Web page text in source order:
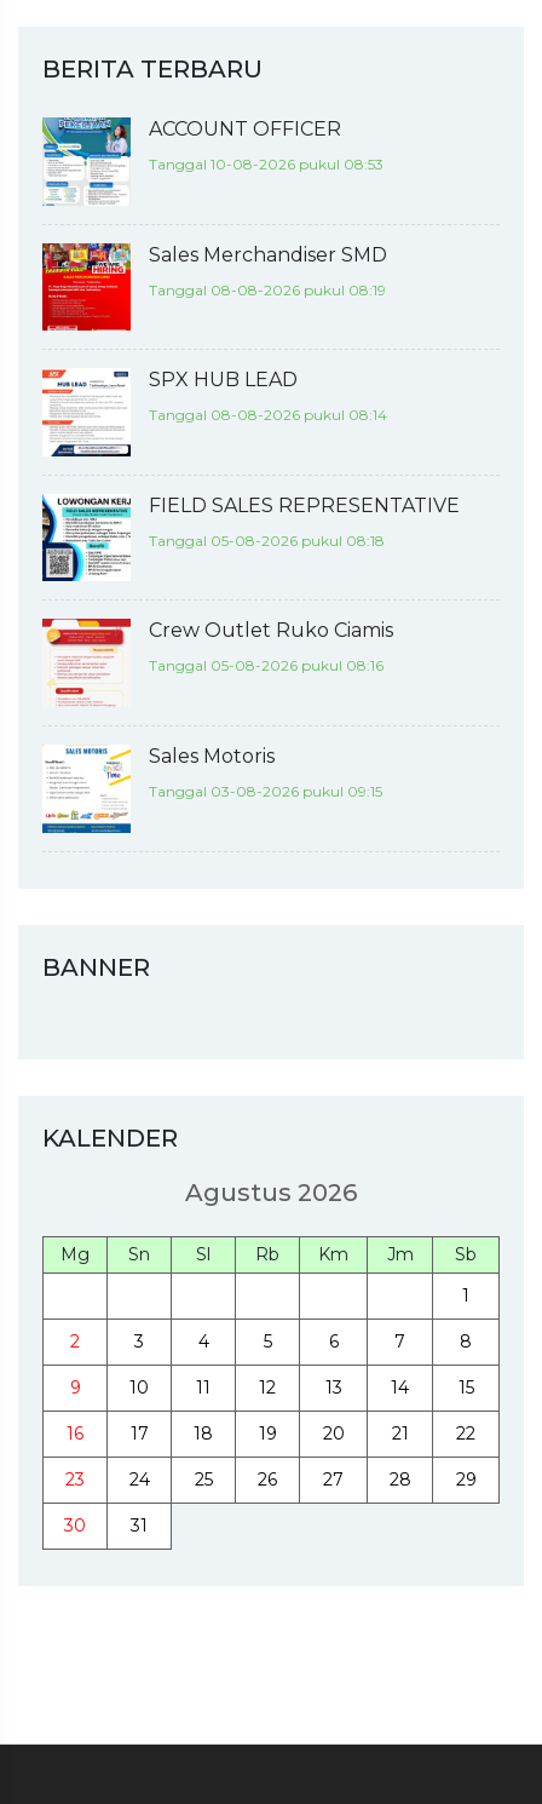
BERITA TERBARU
ACCOUNT OFFICER
Tanggal 10-08-2026 pukul 08:53
Sales Merchandiser SMD
Tanggal 08-08-2026 pukul 08:19
SPX HUB LEAD
Tanggal 08-08-2026 pukul 08:14
FIELD SALES REPRESENTATIVE
Tanggal 05-08-2026 pukul 08:18
Crew Outlet Ruko Ciamis
Tanggal 05-08-2026 pukul 08:16
Sales Motoris
Tanggal 03-08-2026 pukul 09:15
BANNER
KALENDER
Agustus 2026
Mg Sn Sl Rb Km Jm
Sb
1
2 3 4 5 6 7 8
9 10 11 12 13 14 15
16 17 18 19 20 21 22
23 24 25 26 27 28 29
30 31